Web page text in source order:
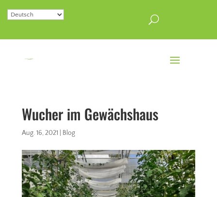
Wucher im Gewächshaus
Aug. 16, 2021 Blog